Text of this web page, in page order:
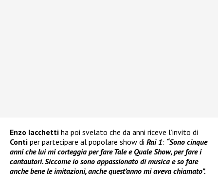
Enzo Iacchetti ha poi svelato che da anni riceve l’invito di
Conti per partecipare al popolare show di Rai 1: “Sono cinque
anni che lui mi corteggia per fare Tale e Quale Show, per fare i
cantautori. Siccome io sono appassionato di musica e so fare
anche bene le imitazioni, anche quest’anno mi aveva chiamato”.